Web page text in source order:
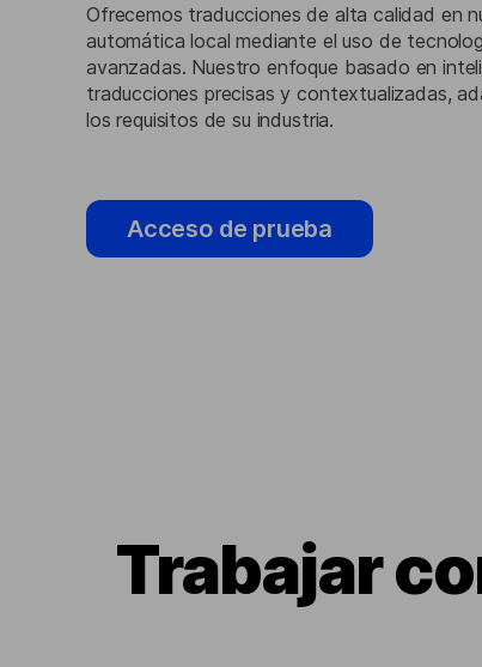
Ofrecemos traducciones de alta calidad en
automática local mediante el uso de
avanzadas. Nuestro enfoque basado en
traducciones precisas y contextualizadas,
los requisitos de su industria.
Acceso de prueba
Trabajar